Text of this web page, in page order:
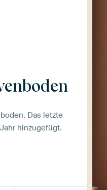
Das letzte
hinzugefügt.